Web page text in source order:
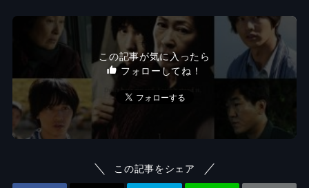
この記事が気に入ったら
フォローしてね！
この記事をシェア